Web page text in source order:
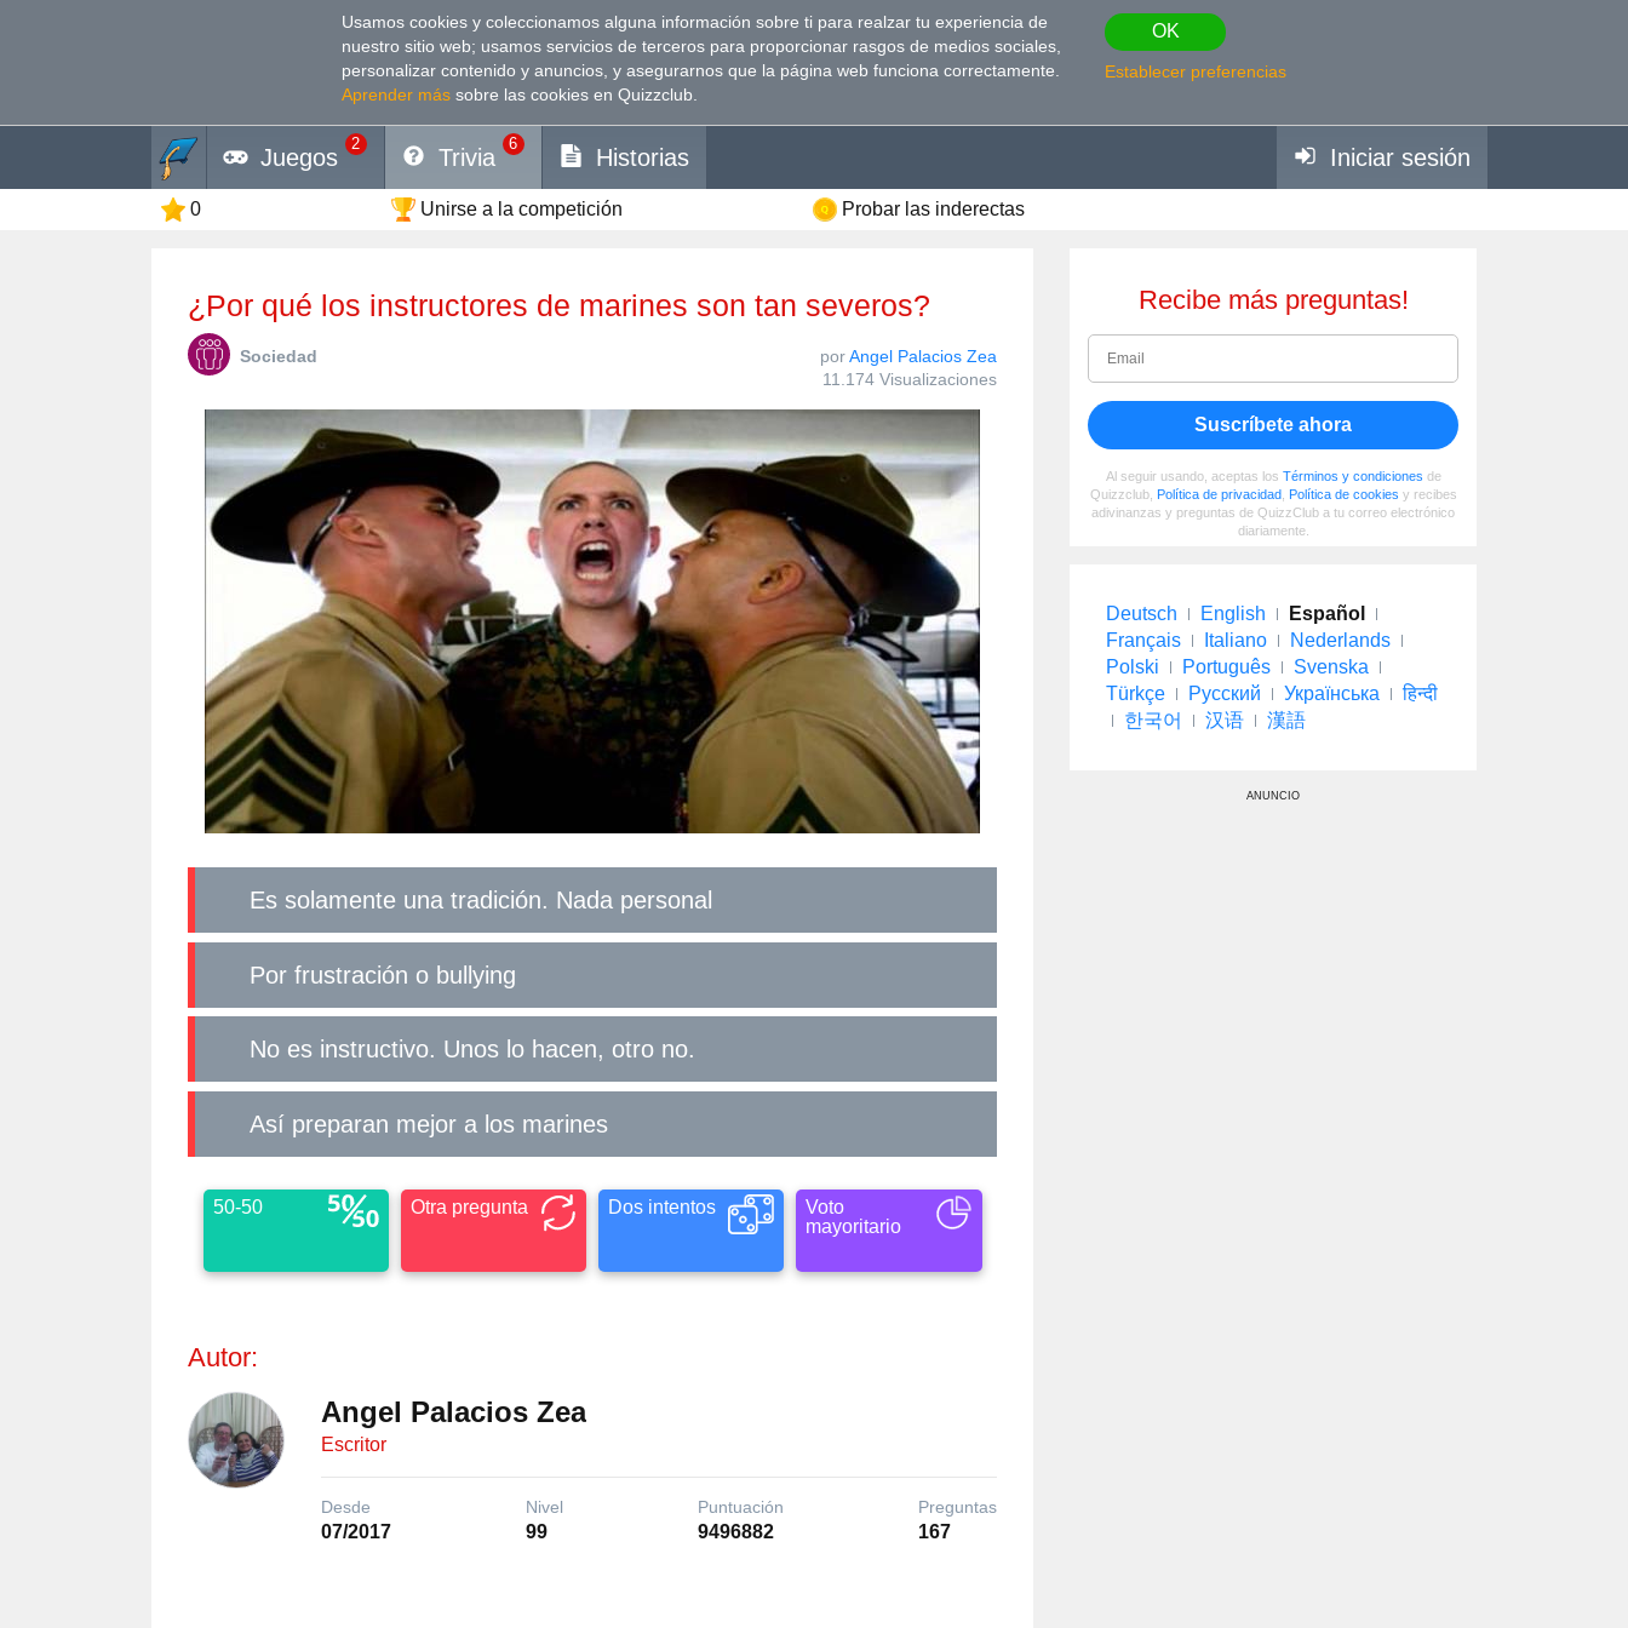
Usamos cookies y coleccionamos alguna información sobre ti para realzar tu experiencia de
nuestro sitio web; usamos servicios de terceros para proporcionar rasgos de medios sociales,
personalizar contenido y anuncios, y asegurarnos que la página web funciona correctamente.
Aprender más sobre las cookies en Quizzclub.
OK
Establecer preferencias
Juegos
2
Trivia
6
Historias Iniciar sesión
0 Unirse a la competición Probar las inderectas
¿Por qué los instructores de marines son tan severos?
Sociedad porAngel Palacios Zea
11.174 Visualizaciones
Es solamente una tradición. Nada personal
Por frustración o bullying
No es instructivo. Unos lo hacen, otro no.
Así preparan mejor a los marines
50-50 Otra pregunta Dos intentos
Voto
mayoritario
Autor:
Angel Palacios Zea
Escritor
Desde
07/2017
Nivel
99
Puntuación
9496882
Preguntas
167
Recibe más preguntas!
Suscríbete ahora
Al seguir usando, aceptas los Términos y condiciones de
Quizzclub, Política de privacidad, Política de cookies y recibes
adivinanzas y preguntas de QuizzClub a tu correo electrónico
diariamente.
Deutsch English
Español
Français
Italiano
Nederlands
Polski
Português
Svenska
Türkçe
Русский Українська
हिन्दी
한국어
汉语 漢語
ANUNCIO